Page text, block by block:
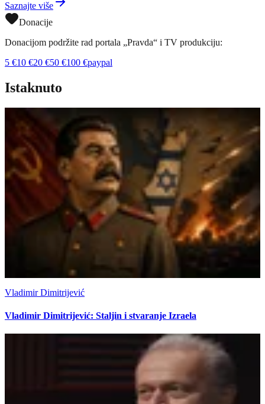
Saznajte više
Donacije
Donacijom podržite rad portala „Pravda“ i TV produkciju:
5 €10 €20 €50 €100 €paypal
Istaknuto
Vladimir Dimitrijević
Vladimir Dimitrijević: Staljin i stvaranje Izraela